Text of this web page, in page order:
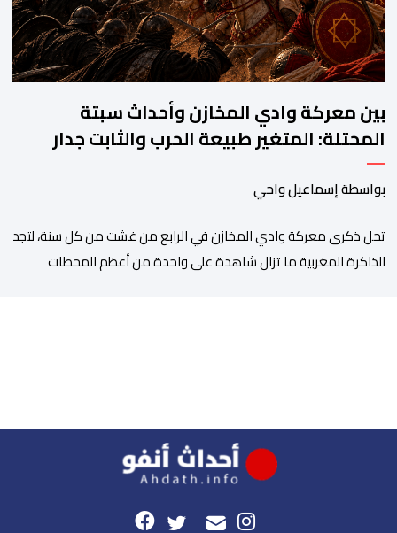
بين معركة وادي المخازن وأحداث سبتة
المحتلة: المتغير طبيعة الحرب والثابت جدار
الصد الوطني
بواسطة إسماعيل واحي
تحل ذكرى معركة وادي المخازن في الرابع من غشت من كل سنة، لتجد
الذاكرة المغربية ما تزال شاهدة على واحدة من أعظم المحطات